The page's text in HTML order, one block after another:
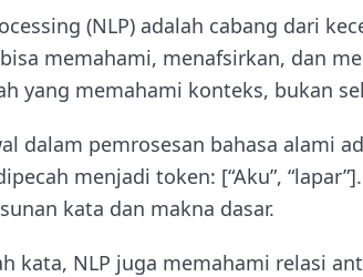
(NLP) adalah cabang dari
memahami, menafsirkan, dan
yang memahami konteks, bukan
dalam pemrosesan bahasa alami
menjadi token: [“Aku”,
kata dan makna dasar.
kata, NLP juga memahami relasi